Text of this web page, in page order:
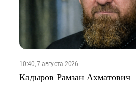
10:40, 7 августа 2026
Кадыров Рамзан Ахматович